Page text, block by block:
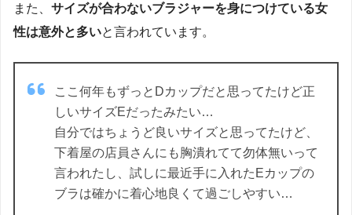
また、 サイズが合わないブラジャーを身につけている女
性は意外と多いと言われています。
ここ何年もずっとDカップだと思ってたけど正
しいサイズEだったみたい…
自分ではちょうど良いサイズと思ってたけど、
下着屋の店員さんにも胸潰れてて勿体無いって
言われたし、試しに最近手に入れたEカップの
ブラは確かに着心地良くて過ごしやすい…